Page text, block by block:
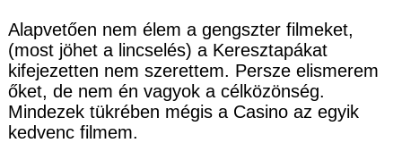
Alapvetően nem élem a gengszter filmeket,
(most jöhet a lincselés) a Keresztapákat
kifejezetten nem szerettem. Persze elismerem
őket, de nem én vagyok a célközönség.
Mindezek tükrében mégis a Casino az egyik
kedvenc filmem.